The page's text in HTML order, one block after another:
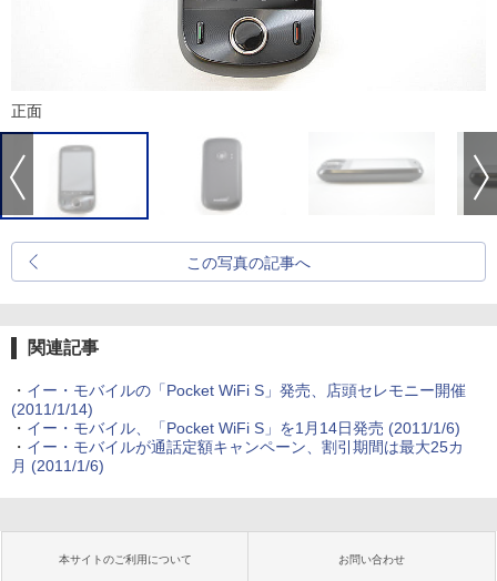
正面
この写真の記事へ
関連記事
・ イー・モバイルの「Pocket WiFi S」発売、店頭セレモニー開催
(2011/1/14)
・ イー・モバイル、「Pocket WiFi S」を1月14日発売 (2011/1/6)
・ イー・モバイルが通話定額キャンペーン、割引期間は最大25カ
月 (2011/1/6)
本サイトのご利用について お問い合わせ